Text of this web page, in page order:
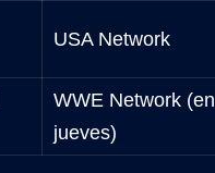
USA Network
WWE Network
jueves)